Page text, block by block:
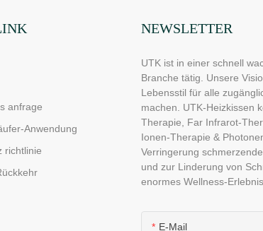
anfrage
Anwendung
richtlinie
NEWSLETTER
UTK ist in einer schnell
Branche tätig. Unsere
Lebensstil für alle
machen. UTK-Heizkissen
Therapie, Far Infrarot-
Ionen-Therapie &
Verringerung
und zur Linderung von
enormes Wellness-
E-Mail